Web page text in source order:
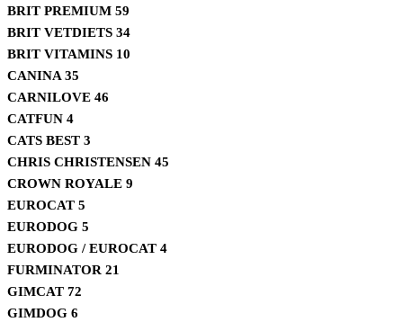
BRIT PREMIUM 59
BRIT VETDIETS 34
BRIT VITAMINS 10
CANINA 35
CARNILOVE 46
CATFUN 4
CATS BEST 3
CHRIS CHRISTENSEN 45
CROWN ROYALE 9
EUROCAT 5
EURODOG 5
EURODOG / EUROCAT 4
FURMINATOR 21
GIMCAT 72
GIMDOG 6